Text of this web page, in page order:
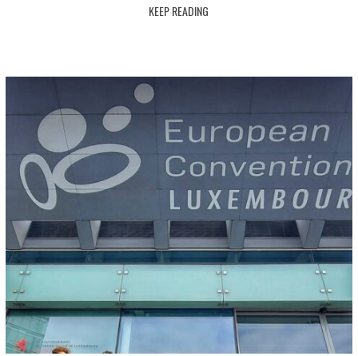
KEEP READING